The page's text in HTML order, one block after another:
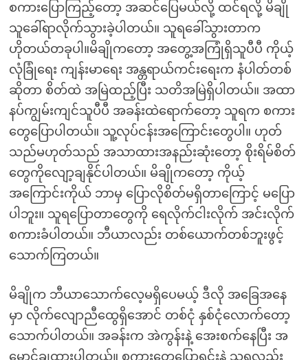
စကားပြောကြည့်တော့ အဆင်ပြေမယ်လို့ ထင်ရလို့ မိချို
သူခေါ်ရာလိုက်သွားခဲ့ပါတယ်။ သူရခေါ်သွားတာက
ဟိုတယ်တခုပါ။မိချိုကတော့ အတွေ့အကြုံရှိသူပီပီ ကိုယ့်
လုံခြုံရေး ကျန်းမာရေး အန္တရာယ်ကင်းရေးက နံပါတ်တစ်
ဆိုတာ စိတ်ထဲ အမြဲထည့်ပြီး သတိအမြဲရှိပါတယ်။ အထာ
နပ်ကျွမ်းကျင်သူပီပီ အခန်းထဲရောက်တော့ သူရက စကား
တွေပြောပါတယ်။ သူ့လုပ်ငန်းအကြောင်းတွေပါ။ ဟုတ်
သည်မဟုတ်သည် အသာထားအနည်းဆုံးတော့ စိုးရိမ်စိတ်
တွေကိုလျော့ချနိုင်ပါတယ်။ မိချိုကတော့ ကိုယ့်
အကြောင်းကိုယ် ဘာမှ ပြောလိုစိတ်မရှိတာကြောင့် မပြော
ပါဘူး။ သူရပြောတာတွေကို ရေလိုက်ငါးလိုက် အင်းလိုက်
စကားခံပါတယ်။ ဘီယာလည်း တစ်ယောက်တစ်ဘူးဖွင့်
သောက်ကြတယ်။
မိချိုက ဘီယာသောက်လေ့မရှိပေမယ့် ဒီလို အခြေအနေ
မှာ လိုက်လျောညီထွေရှိအောင် တစ်ငုံ နှစ်ငုံလောက်တော့
သောက်ပါတယ်။ အခန်းက အဲကွန်းနဲ့ အေးစက်နေပြီး အ
မှောင်ချထားပါတယ်။ စကားတွေပြောရင်းနဲ့ သူရလည်း